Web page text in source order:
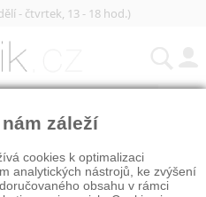
- čtvrtek, 13 - 18 hod.)
záleží
cookies k optimalizaci
analytických nástrojů, ke zvýšení
obsahu v rámci